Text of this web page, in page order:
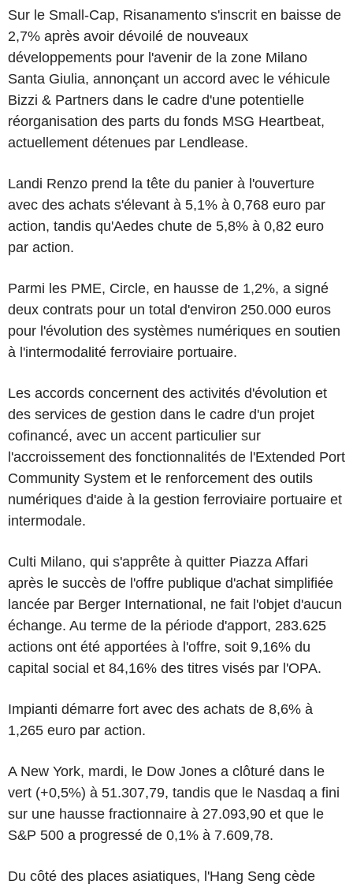
Sur le Small-Cap, Risanamento s'inscrit en baisse de
2,7% après avoir dévoilé de nouveaux
développements pour l'avenir de la zone Milano
Santa Giulia, annonçant un accord avec le véhicule
Bizzi & Partners dans le cadre d'une potentielle
réorganisation des parts du fonds MSG Heartbeat,
actuellement détenues par Lendlease.
Landi Renzo prend la tête du panier à l'ouverture
avec des achats s'élevant à 5,1% à 0,768 euro par
action, tandis qu'Aedes chute de 5,8% à 0,82 euro
par action.
Parmi les PME, Circle, en hausse de 1,2%, a signé
deux contrats pour un total d'environ 250.000 euros
pour l'évolution des systèmes numériques en soutien
à l'intermodalité ferroviaire portuaire.
Les accords concernent des activités d'évolution et
des services de gestion dans le cadre d'un projet
cofinancé, avec un accent particulier sur
l'accroissement des fonctionnalités de l'Extended Port
Community System et le renforcement des outils
numériques d'aide à la gestion ferroviaire portuaire et
intermodale.
Culti Milano, qui s'apprête à quitter Piazza Affari
après le succès de l'offre publique d'achat simplifiée
lancée par Berger International, ne fait l'objet d'aucun
échange. Au terme de la période d'apport, 283.625
actions ont été apportées à l'offre, soit 9,16% du
capital social et 84,16% des titres visés par l'OPA.
Impianti démarre fort avec des achats de 8,6% à
1,265 euro par action.
A New York, mardi, le Dow Jones a clôturé dans le
vert (+0,5%) à 51.307,79, tandis que le Nasdaq a fini
sur une hausse fractionnaire à 27.093,90 et que le
S&P 500 a progressé de 0,1% à 7.609,78.
Du côté des places asiatiques, l'Hang Seng cède